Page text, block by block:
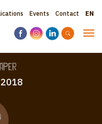
Events Contact